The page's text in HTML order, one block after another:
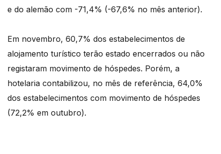
e do alemão com -71,4% (-67,6% no mês anterior).
Em novembro, 60,7% dos estabelecimentos de
alojamento turístico terão estado encerrados ou não
registaram movimento de hóspedes. Porém, a
hotelaria contabilizou, no mês de referência, 64,0%
dos estabelecimentos com movimento de hóspedes
(72,2% em outubro).